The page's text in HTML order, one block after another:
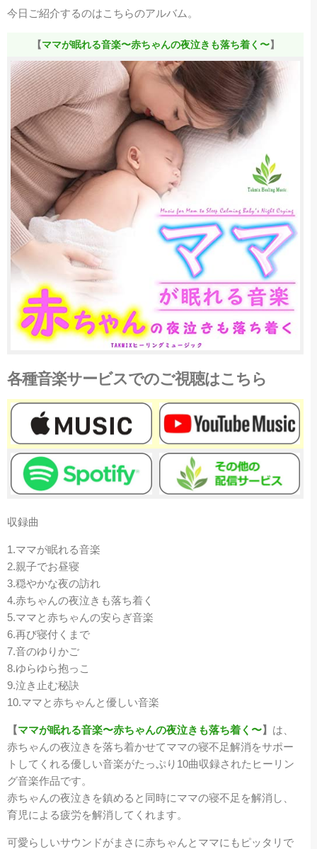
今日ご紹介するのはこちらのアルバム。
【ママが眠れる音楽〜赤ちゃんの夜泣きも落ち着く〜】
各種音楽サービスでのご視聴はこちら
収録曲
1.ママが眠れる音楽
2.親子でお昼寝
3.穏やかな夜の訪れ
4.赤ちゃんの夜泣きも落ち着く
5.ママと赤ちゃんの安らぎ音楽
6.再び寝付くまで
7.音のゆりかご
8.ゆらゆら抱っこ
9.泣き止む秘訣
10.ママと赤ちゃんと優しい音楽
【ママが眠れる音楽〜赤ちゃんの夜泣きも落ち着く〜】 は、
赤ちゃんの夜泣きを落ち着かせてママの寝不足解消をサポー
トしてくれる優しい音楽がたっぷり10曲収録されたヒーリン
グ音楽作品です。
赤ちゃんの夜泣きを鎮めると同時にママの寝不足を解消し、
育児による疲労を解消してくれます。
可愛らしいサウンドがまさに赤ちゃんとママにもピッタリで